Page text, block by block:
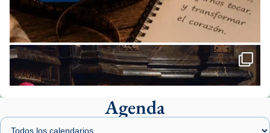
Mons. Sergi Gordo, bisbe de Tortosa, ha
presidit aquest 27 de juliol la missa de Les
Santes de Mataró.
🔗 tinyurl.com/cvu5jmbk
📸 J. Merino
Agenda